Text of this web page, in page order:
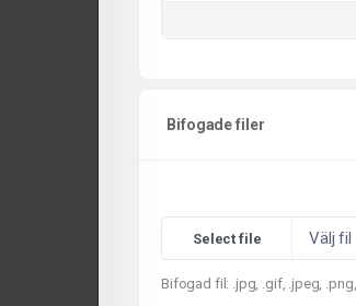
Bifogade filer
Välj fil
Bifogad fil: .jpg, .gif, .jpeg,